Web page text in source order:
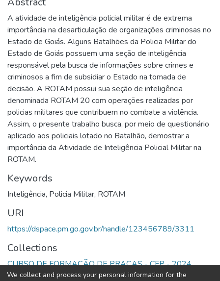
A atividade de inteligência policial militar é de extrema
importância na desarticulação de organizações criminosas no
Estado de Goiás. Alguns Batalhões da Policia Militar do
Estado de Goiás possuem uma seção de inteligência
responsável pela busca de informações sobre crimes e
criminosos a fim de subsidiar o Estado na tomada de
decisão. A ROTAM possui sua seção de inteligência
denominada ROTAM 20 com operações realizadas por
policias militares que contribuem no combate a violência.
Assim, o presente trabalho busca, por meio de questionário
aplicado aos policiais lotado no Batalhão, demostrar a
importância da Atividade de Inteligência Policial Militar na
ROTAM.
Keywords
Inteligência, Policia Militar, ROTAM
URI
https://dspace.pm.go.gov.br/handle/123456789/3311
Collections
CURSO DE FORMAÇÃO DE PRAÇAS - CFP - 2024
We collect and process your personal information for the